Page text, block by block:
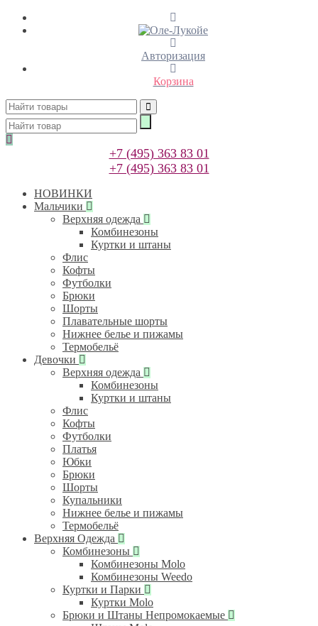
Авторизация
Корзина
+7 (495) 363 83 01
+7 (495) 363 83 01
НОВИНКИ
Мальчики
Верхняя одежда
Комбинезоны
Куртки и штаны
Флис
Кофты
Футболки
Брюки
Шорты
Плавательные шорты
Нижнее белье и пижамы
Термобельё
Девочки
Верхняя одежда
Комбинезоны
Куртки и штаны
Флис
Кофты
Футболки
Платья
Юбки
Брюки
Шорты
Купальники
Нижнее белье и пижамы
Термобельё
Верхняя Одежда
Комбинезоны
Комбинезоны Molo
Комбинезоны Weedo
Куртки и Парки
Куртки Molo
Брюки и Штаны Непромокаемые